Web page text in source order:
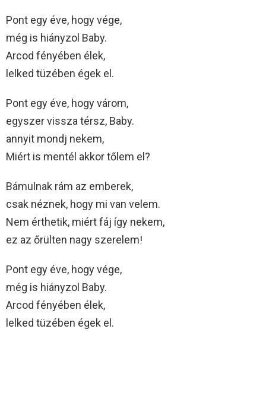
Pont egy éve, hogy vége,
még is hiányzol Baby.
Arcod fényében élek,
lelked tüzében égek el.
Pont egy éve, hogy várom,
egyszer vissza térsz, Baby.
annyit mondj nekem,
Miért is mentél akkor tőlem el?
Bámulnak rám az emberek,
csak néznek, hogy mi van velem.
Nem érthetik, miért fáj így nekem,
ez az őrülten nagy szerelem!
Pont egy éve, hogy vége,
még is hiányzol Baby.
Arcod fényében élek,
lelked tüzében égek el.